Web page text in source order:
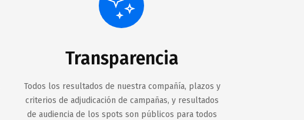
Transparencia
Todos los resultados de nuestra compañía, plazos y
criterios de adjudicación de campañas, y resultados
de audiencia de los spots son públicos para todos